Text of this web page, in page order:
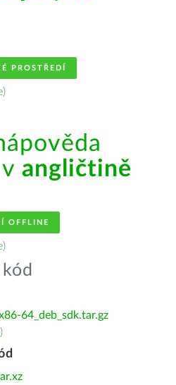
PROSTŘEDÍ
)
angličtině
OFFLINE
)
64_deb_sdk.tar.gz
)